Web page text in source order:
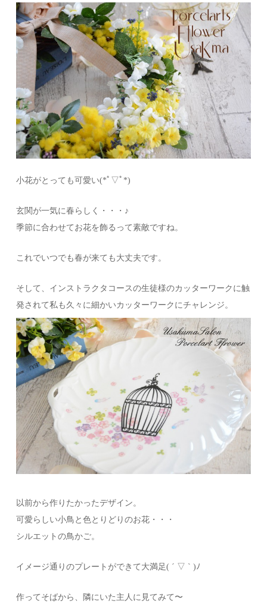
小花がとっても可愛い(*ﾟ▽ﾟ*)
玄関が一気に春らしく・・・♪
季節に合わせてお花を飾るって素敵ですね。
これでいつでも春が来ても大丈夫です。
そして、インストラクタコースの生徒様のカッターワークに触
発されて私も久々に細かいカッターワークにチャレンジ。
以前から作りたかったデザイン。
可愛らしい小鳥と色とりどりのお花・・・
シルエットの鳥かご。
イメージ通りのプレートができて大満足( ´ ▽ ` )ﾉ
作ってそばから、隣にいた主人に見てみて〜